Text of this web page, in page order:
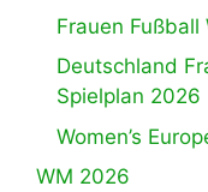
Frauen Fußball
Deutschland
Spielplan 2026
Women’s
WM 2026